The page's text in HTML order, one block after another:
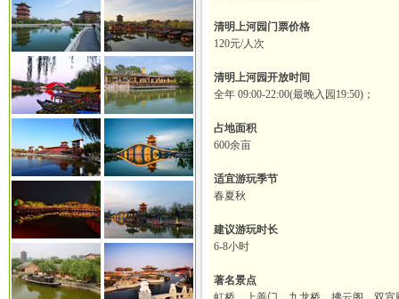
清明上河园门票价格
120元/人次
清明上河园开放时间
全年 09:00-22:00(最晚入园19:50)；
占地面积
600余亩
适宜游玩季节
春夏秋
建议游玩时长
6-8小时
著名景点